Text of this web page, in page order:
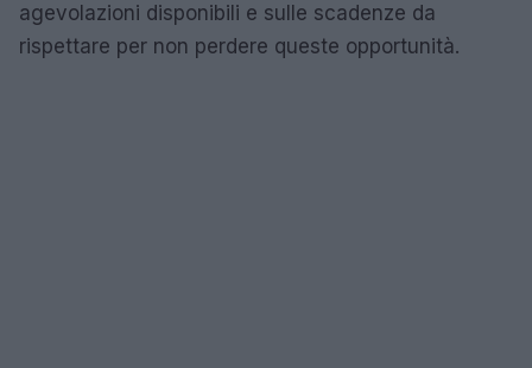
agevolazioni disponibili e sulle scadenze da
rispettare per non perdere queste opportunità.